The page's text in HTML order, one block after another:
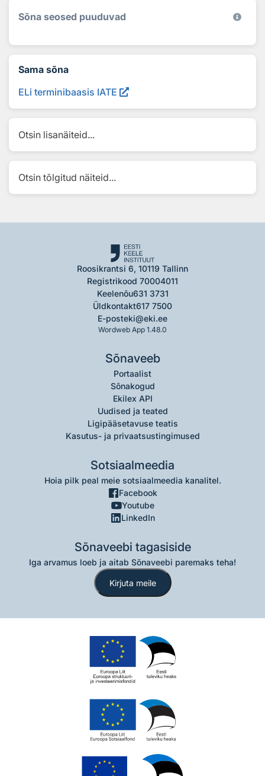
Sõna seosed puuduvad
Sama sõna
ELi terminibaasis IATE
Otsin lisanäiteid...
Otsin tõlgitud näiteid...
Roosikrantsi 6, 10119 Tallinn
Registrikood 70004011
Keelenõu631 3731
Üldkontakt617 7500
E-posteki@eki.ee
Wordweb App 1.48.0
Sõnaveeb
Portaalist
Sõnakogud
Ekilex API
Uudised ja teated
Ligipääsetavuse teatis
Kasutus- ja privaatsustingimused
Sotsiaalmeedia
Hoia pilk peal meie sotsiaalmeedia kanalitel.
Facebook
Youtube
LinkedIn
Sõnaveebi tagasiside
Iga arvamus loeb ja aitab Sõnaveebi paremaks teha!
Kirjuta meile